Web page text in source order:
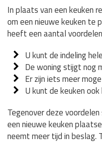
In plaats van een keuken
om een nieuwe keuken te
heeft een aantal
U kunt de indeling
De woning stijgt nog
Er zijn iets meer
U kunt de keuken
Tegenover deze
een nieuwe keuken
neemt meer tijd in beslag.